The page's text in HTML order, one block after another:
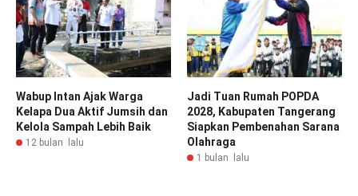
Wabup Intan Ajak Warga
Kelapa Dua Aktif Jumsih dan
Kelola Sampah Lebih Baik
12 bulan lalu
Jadi Tuan Rumah POPDA
2028, Kabupaten Tangerang
Siapkan Pembenahan Sarana
Olahraga
1 bulan lalu